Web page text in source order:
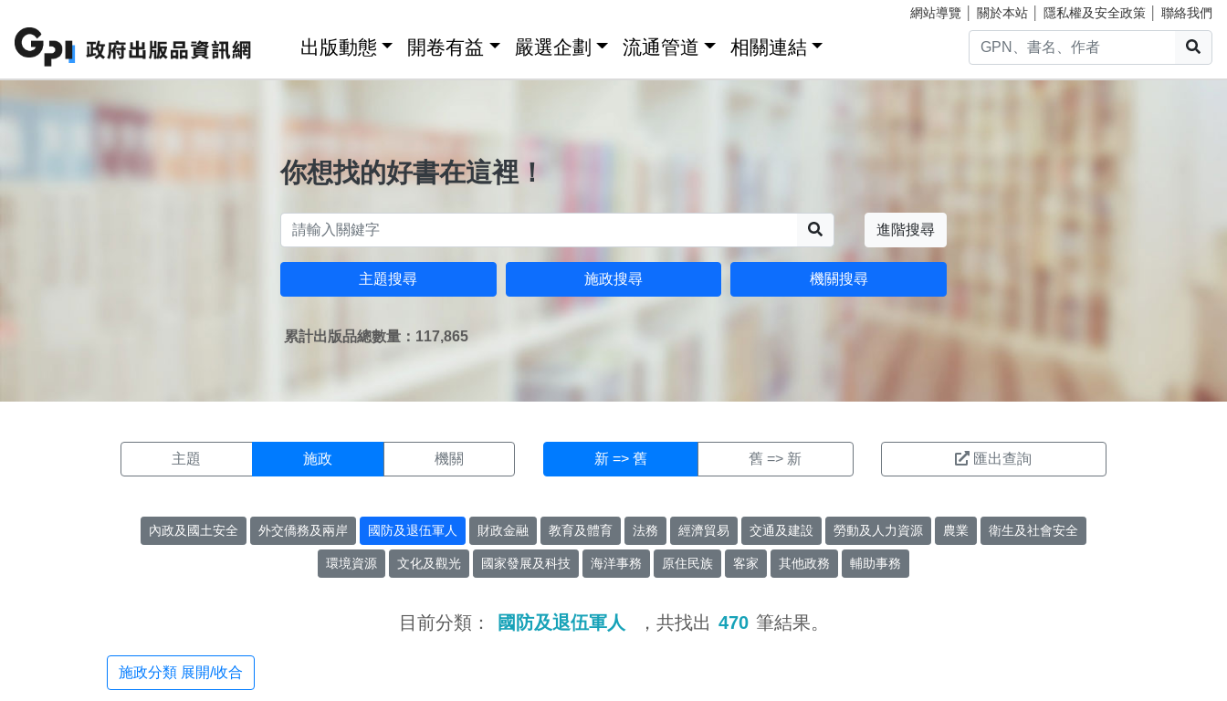
網站導覽 關於本站 隱私權及安全政策 聯絡我們
出版動態 開卷有益 嚴選企劃 流通管道 相關連結
你想找的好書在這裡！
進階搜尋
主題搜尋 施政搜尋 機關搜尋
累計出版品總數量：117,865
主題 施政 機關 新 => 舊 舊 => 新 匯出查詢
內政及國土安全 外交僑務及兩岸 國防及退伍軍人 財政金融 教育及體育 法務 經濟貿易 交通及建設 勞動及人力資源 農業 衛生及社會安全
環境資源 文化及觀光 國家發展及科技 海洋事務 原住民族 客家 其他政務 輔助事務
目前分類： 國防及退伍軍人 ，共找出 470 筆結果。
施政分類 展開/收合